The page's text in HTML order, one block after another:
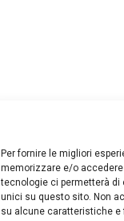
Per fornire le migliori
memorizzare e/o
tecnologie ci permetterà di
unici su questo sito. Non
su alcune caratteristiche e
Editore: